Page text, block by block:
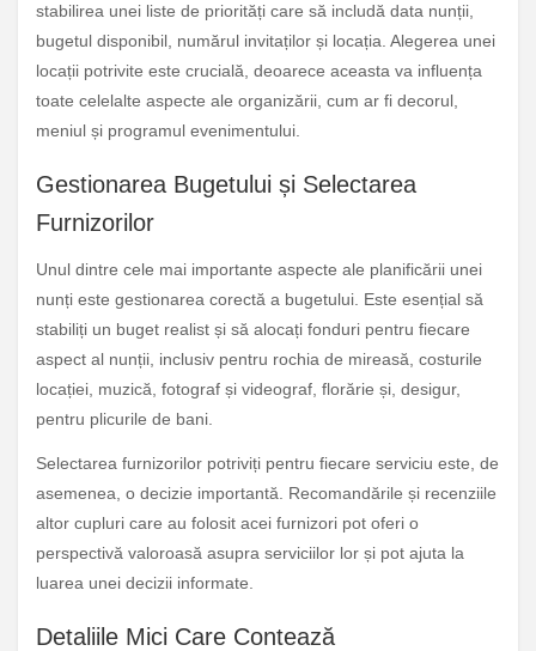
stabilirea unei liste de priorități care să includă data nunții,
bugetul disponibil, numărul invitaților și locația. Alegerea unei
locații potrivite este crucială, deoarece aceasta va influența
toate celelalte aspecte ale organizării, cum ar fi decorul,
meniul și programul evenimentului.
Gestionarea Bugetului și Selectarea
Furnizorilor
Unul dintre cele mai importante aspecte ale planificării unei
nunți este gestionarea corectă a bugetului. Este esențial să
stabiliți un buget realist și să alocați fonduri pentru fiecare
aspect al nunții, inclusiv pentru rochia de mireasă, costurile
locației, muzică, fotograf și videograf, florărie și, desigur,
pentru plicurile de bani.
Selectarea furnizorilor potriviți pentru fiecare serviciu este, de
asemenea, o decizie importantă. Recomandările și recenziile
altor cupluri care au folosit acei furnizori pot oferi o
perspectivă valoroasă asupra serviciilor lor și pot ajuta la
luarea unei decizii informate.
Detaliile Mici Care Contează